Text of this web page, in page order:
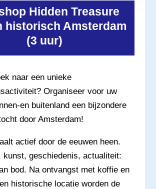
Hidden Treasure
historisch Amsterdam
(3 uur)
naar een unieke
Organiseer voor uw
en buitenland een bijzondere
door Amsterdam!
actief door de eeuwen heen.
kunst, geschiedenis, actualiteit:
bod. Na ontvangst met koffie en
historische locatie worden de